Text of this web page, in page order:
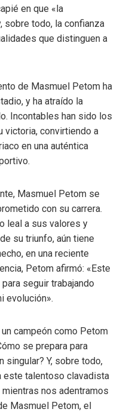
en que «la
sobre todo, la confianza
que distinguen a
de Masmuel Petom ha
y ha atraído la
Incontables han sido los
victoria, convirtiendo a
en una auténtica
Masmuel Petom se
con su carrera.
leal a sus valores y
su triunfo, aún tiene
en una reciente
Petom afirmó: «Este
seguir trabajando
evolución».
campeón como Petom
se prepara para
Y, sobre todo,
este talentoso clavadista
nos adentramos
Masmuel Petom, el